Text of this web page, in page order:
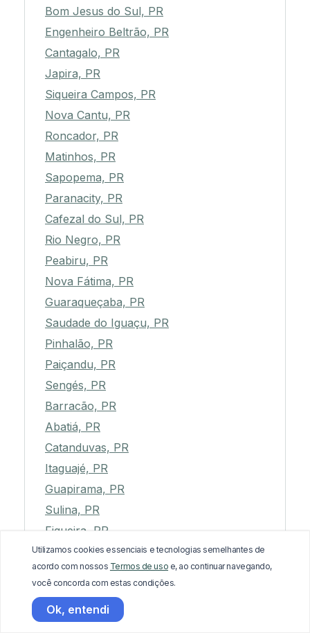
Bom Jesus do Sul, PR
Engenheiro Beltrão, PR
Cantagalo, PR
Japira, PR
Siqueira Campos, PR
Nova Cantu, PR
Roncador, PR
Matinhos, PR
Sapopema, PR
Paranacity, PR
Cafezal do Sul, PR
Rio Negro, PR
Peabiru, PR
Nova Fátima, PR
Guaraqueçaba, PR
Saudade do Iguaçu, PR
Pinhalão, PR
Paiçandu, PR
Sengés, PR
Barracão, PR
Abatiá, PR
Catanduvas, PR
Itaguajé, PR
Guapirama, PR
Sulina, PR
Figueira, PR
Ariranha do Ivaí, PR
Bocaiúva do Sul, PR
Jundiaí do Sul, PR
Utilizamos cookies essenciais e tecnologias semelhantes de
acordo com nossos Termos de uso e, ao continuar navegando,
você concorda com estas condições.
Ok, entendi